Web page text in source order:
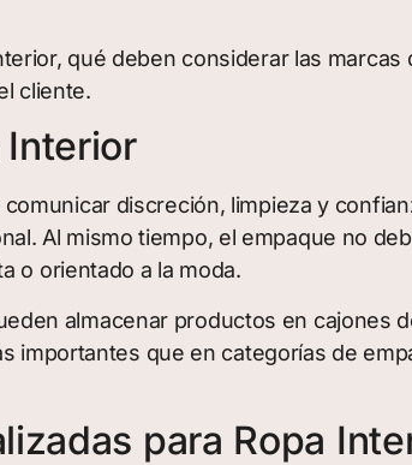
qué deben considerar las marcas
cliente.
Interior
discreción, limpieza y
Al mismo tiempo, el empaque no
o orientado a la moda.
almacenar productos en cajones
importantes que en categorías de
para Ropa